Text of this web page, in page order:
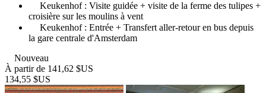
Keukenhof : Visite guidée + visite de la ferme des tulipes +
croisière sur les moulins à vent
Keukenhof : Entrée + Transfert aller-retour en bus depuis
la gare centrale d'Amsterdam
Nouveau
À partir de 141,62 $US
134,55 $US